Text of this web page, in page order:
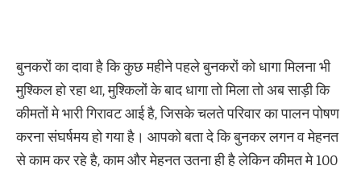
बुनकरों का दावा है कि कुछ महीने पहले बुनकरों को धागा मिलना भी
मुश्किल हो रहा था, मुश्किलों के बाद धागा तो मिला तो अब साड़ी कि
कीमतों मे भारी गिरावट आई है, जिसके चलते परिवार का पालन पोषण
करना संघर्षमय हो गया है। आपको बता दे कि बुनकर लगन व मेहनत
से काम कर रहे है, काम और मेहनत उतना ही है लेकिन कीमत मे 100